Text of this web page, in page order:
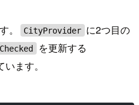
。 CityProvider に2つ目の
を更新する
ます。